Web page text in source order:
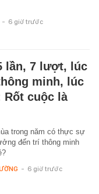
- 6 giờ trước
lần, 7 lượt, lúc
minh, lúc
Rốt cuộc là
trong năm có thực sự
đến trí thông minh
- 6 giờ trước